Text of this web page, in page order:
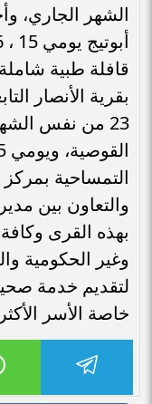
الشهر الجاري،
23 من نفس
التمساحية
والتعاون بين
بهذه القرى
وغير الحكومية
لتقديم خدمة
خاصة الأسر